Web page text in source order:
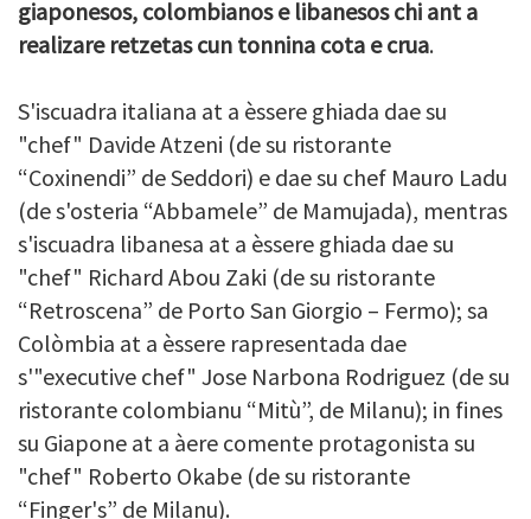
giaponesos, colombianos e libanesos chi ant a
realizare retzetas cun tonnina cota e crua.
S'iscuadra italiana at a èssere ghiada dae su
"chef" Davide Atzeni (de su ristorante
“Coxinendi” de Seddori) e dae su chef Mauro Ladu
(de s'osteria “Abbamele” de Mamujada), mentras
s'iscuadra libanesa at a èssere ghiada dae su
"chef" Richard Abou Zaki (de su ristorante
“Retroscena” de Porto San Giorgio – Fermo); sa
Colòmbia at a èssere rapresentada dae
s'"executive chef" Jose Narbona Rodriguez (de su
ristorante colombianu “Mitù”, de Milanu); in fines
su Giapone at a àere comente protagonista su
"chef" Roberto Okabe (de su ristorante
“Finger's” de Milanu).